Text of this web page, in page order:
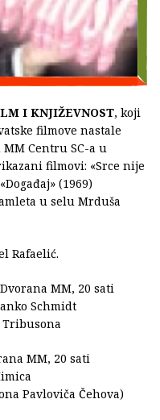
I KNJIŽEVNOST, koji
filmove nastale
Centru SC-a u
filmovi: «Srce nije
(1969)
u selu Mrduša
Rafaelić.
MM, 20 sati
Schmidt
Tribusona
MM, 20 sati
Pavloviča Čehova)